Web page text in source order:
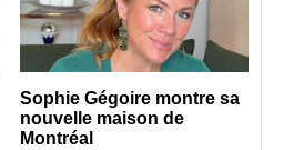
Sophie Gégoire montre sa
nouvelle maison de
Montréal